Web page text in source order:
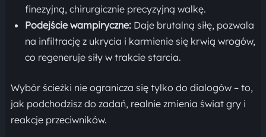
finezyjną, chirurgicznie precyzyjną walkę.
Podejście wampiryczne:Daje brutalną siłę, pozwala
na infiltrację z ukrycia i karmienie się krwią wrogów,
co regeneruje siły w trakcie starcia.
Wybór ścieżki nie ogranicza się tylko do dialogów – to,
jak podchodzisz do zadań, realnie zmienia świat gry i
reakcje przeciwników.